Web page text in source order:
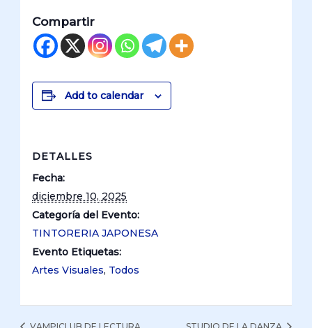
Compartir
Add to calendar
DETALLES
Fecha:
diciembre 10, 2025
Categoría del Evento:
TINTORERIA JAPONESA
Evento Etiquetas:
Artes Visuales, Todos